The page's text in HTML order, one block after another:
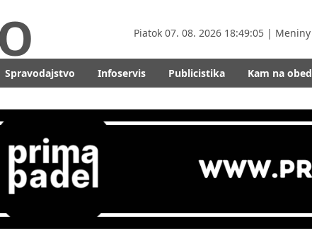
Piatok 07. 08. 2026 18:49:07 | Meniny
Spravodajstvo Infoservis Publicistika Kam na